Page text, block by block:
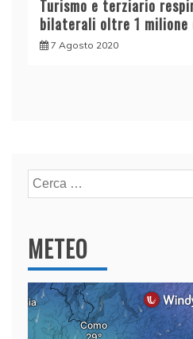
Turismo e terziario
bilaterali oltre 1 milione
7 Agosto 2020
Ricerca
per:
METEO